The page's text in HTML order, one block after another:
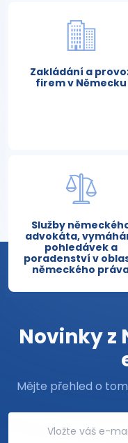
Zakládání a
firem v Německu
Služby
advokáta,
pohledávek a
poradenství v
německého
Novinky z
Mějte přehled o